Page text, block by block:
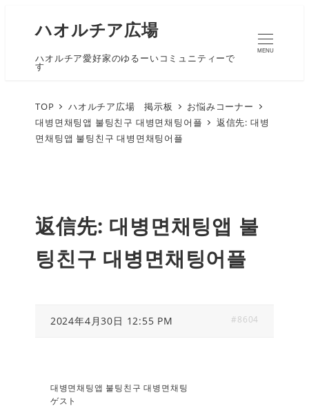
ハオルチア広場
ハオルチア愛好家のゆるーいコミュニティーで
す
MENU
TOP ハオルチア広場 掲示板
お悩みコーナー
대병면채팅앱 불팅친구 대병면채팅어플
返信先: 대병
면채팅앱 불팅친구 대병면채팅어플
返信先: 대병면채팅앱 불
팅친구 대병면채팅어플
2024年4月30日 12:55 PM #8604
대병면채팅앱 불팅친구 대병면채팅
ゲスト